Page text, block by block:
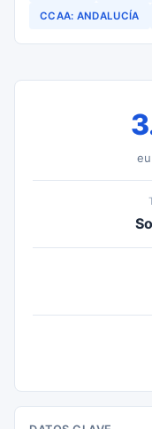
CCAA: ANDALUCÍA